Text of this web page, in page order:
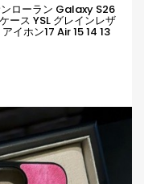
ローラン Galaxy S26
ース YSL グレインレザ
イホン17 Air 15 14 13
Ultraケース Iphone17
ンローラン スマホケー